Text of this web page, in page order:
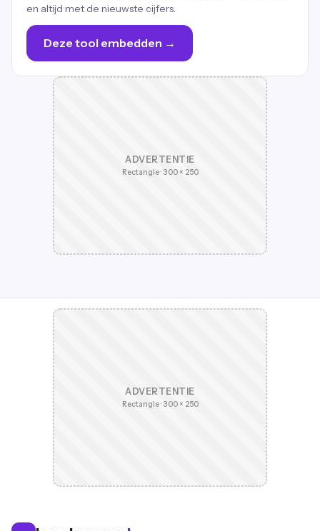
en altijd met de nieuwste cijfers.
Deze tool embedden →
ADVERTENTIE
Rectangle · 300 × 250
ADVERTENTIE
Rectangle · 300 × 250